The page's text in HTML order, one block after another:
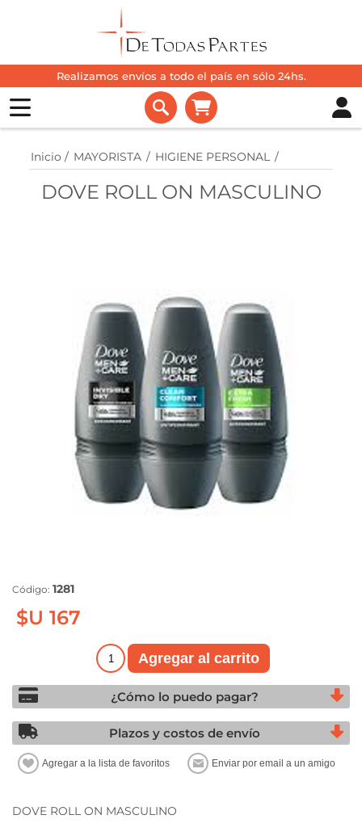
Realizamos envíos a todo el país en sólo 24hs.
Inicio / MAYORISTA / HIGIENE PERSONAL /
DOVE ROLL ON MASCULINO
Código: 1281
$U 167
¿Cómo lo puedo pagar?
Plazos y costos de envío
DOVE ROLL ON MASCULINO